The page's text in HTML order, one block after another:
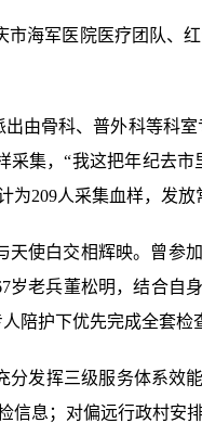
海军医院医疗团队、
由骨科、普外科等科
集，“我这把年纪去
209人采集血样，发放
使白交相辉映。曾参
老兵董松明，结合自
陪护下优先完成全套检
分发挥三级服务体系
息；对偏远行政村安